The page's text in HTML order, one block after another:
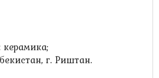
г. Риштан.